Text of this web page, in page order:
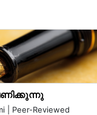
| Peer-Reviewed